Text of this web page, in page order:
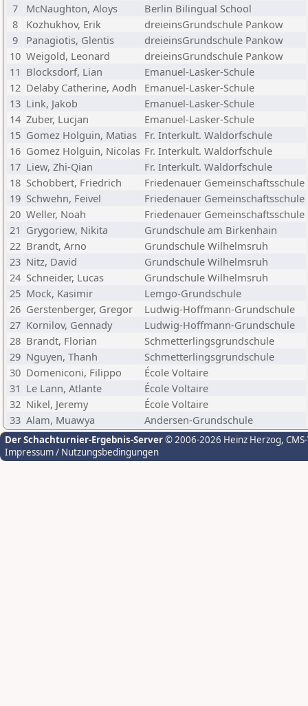
7
McNaughton, Aloys
Berlin Bilingual School
8
Kozhukhov, Erik
dreieinsGrundschule Pankow
9
Panagiotis, Glentis
dreieinsGrundschule Pankow
10 Weigold, Leonard
dreieinsGrundschule Pankow
11 Blocksdorf, Lian
Emanuel-Lasker-Schule
12 Delaby Catherine, Aodh
Emanuel-Lasker-Schule
13 Link, Jakob
Emanuel-Lasker-Schule
14 Zuber, Lucjan
Emanuel-Lasker-Schule
15 Gomez Holguin, Matias Fr. Interkult. Waldorfschule
16 Gomez Holguin, Nicolas Fr. Interkult. Waldorfschule
17 Liew, Zhi-Qian
Fr. Interkult. Waldorfschule
18 Schobbert, Friedrich
Friedenauer Gemeinschaftsschule
19 Schwehn, Feivel
Friedenauer Gemeinschaftsschule
20 Weller, Noah
Friedenauer Gemeinschaftsschule
21 Grygoriew, Nikita
Grundschule am Birkenhain
22 Brandt, Arno
Grundschule Wilhelmsruh
23 Nitz, David
Grundschule Wilhelmsruh
24 Schneider, Lucas
Grundschule Wilhelmsruh
25 Mock, Kasimir
Lemgo-Grundschule
26 Gerstenberger, Gregor
Ludwig-Hoffmann-Grundschule
27 Kornilov, Gennady
Ludwig-Hoffmann-Grundschule
28 Brandt, Florian
Schmetterlingsgrundschule
29 Nguyen, Thanh
Schmetterlingsgrundschule
30 Domeniconi, Filippo
École Voltaire
31 Le Lann, Atlante
École Voltaire
32 Nikel, Jeremy
École Voltaire
33 Alam, Muawya Andersen-Grundschule
Der Schachturnier-Ergebnis-Server© 2006-2026 Heinz Herzog,
Impressum / Nutzungsbedingungen